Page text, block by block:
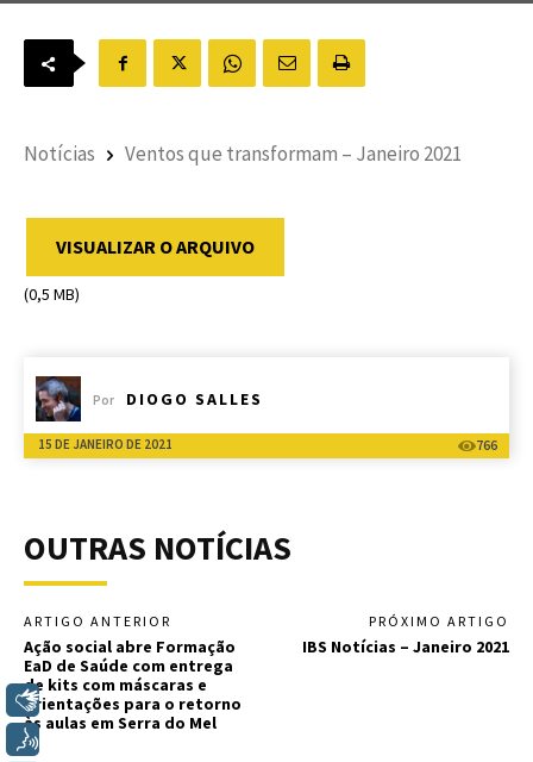
Notícias Ventos que transformam – Janeiro 2021
VISUALIZAR O ARQUIVO
(0,5 MB)
Por DIOGO SALLES
15 DE JANEIRO DE 2021 766
OUTRAS NOTÍCIAS
ARTIGO ANTERIOR
Ação social abre Formação
EaD de Saúde com entrega
de kits com máscaras e
orientações para o retorno
às aulas em Serra do Mel
PRÓXIMO ARTIGO
IBS Notícias – Janeiro 2021
Libras